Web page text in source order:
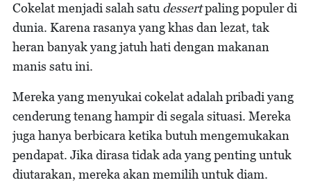
Cokelat menjadi salah satu dessertpaling populer di
dunia. Karena rasanya yang khas dan lezat, tak
heran banyak yang jatuh hati dengan makanan
manis satu ini.
Mereka yang menyukai cokelat adalah pribadi yang
cenderung tenang hampir di segala situasi. Mereka
juga hanya berbicara ketika butuh mengemukakan
pendapat. Jika dirasa tidak ada yang penting untuk
diutarakan, mereka akan memilih untuk diam.